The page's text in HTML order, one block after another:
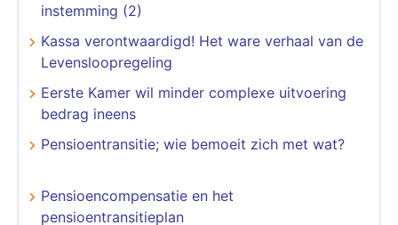
instemming (2)
Kassa verontwaardigd! Het ware verhaal van de
Levensloopregeling
Eerste Kamer wil minder complexe uitvoering
bedrag ineens
Pensioentransitie; wie bemoeit zich met wat?
Pensioencompensatie en het
pensioentransitieplan